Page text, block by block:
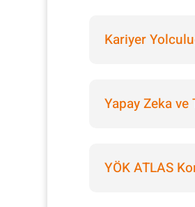
Kariyer
Yapay Zeka
YÖK ATLAS